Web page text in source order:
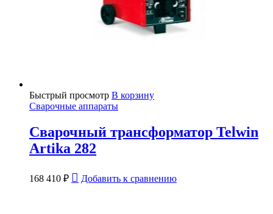
Быстрый просмотр В корзину
Сварочные аппараты
Сварочный трансформатор Telwin
Artika 282
168 410 ₽ Добавить к сравнению